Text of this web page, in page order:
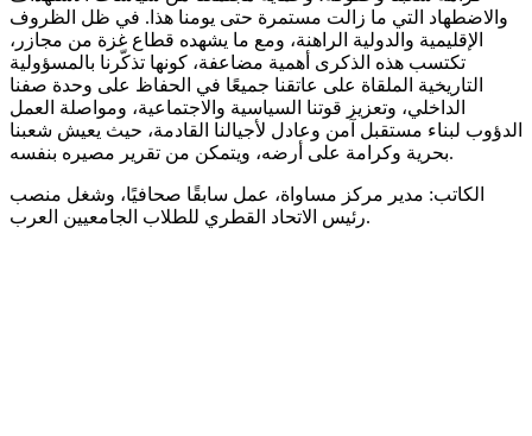
والاضطهاد التي ما زالت مستمرة حتى يومنا هذا. في ظل الظروف
الإقليمية والدولية الراهنة، ومع ما يشهده قطاع غزة من مجازر،
تكتسب هذه الذكرى أهمية مضاعفة، كونها تذكّرنا بالمسؤولية
التاريخية الملقاة على عاتقنا جميعًا في الحفاظ على وحدة صفنا
الداخلي، وتعزيز قوتنا السياسية والاجتماعية، ومواصلة العمل
الدؤوب لبناء مستقبل آمن وعادل لأجيالنا القادمة، حيث يعيش شعبنا
بحرية وكرامة على أرضه، ويتمكن من تقرير مصيره بنفسه.
الكاتب: مدير مركز مساواة، عمل سابقًا صحافيًا، وشغل منصب
رئيس الاتحاد القطري للطلاب الجامعيين العرب.